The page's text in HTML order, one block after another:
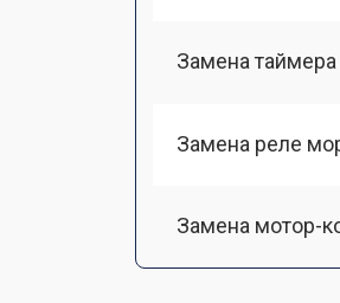
Замена
Замена реле
Замена мотор-